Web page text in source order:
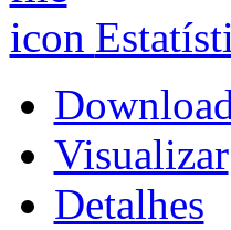
Visualizar
Detalhes